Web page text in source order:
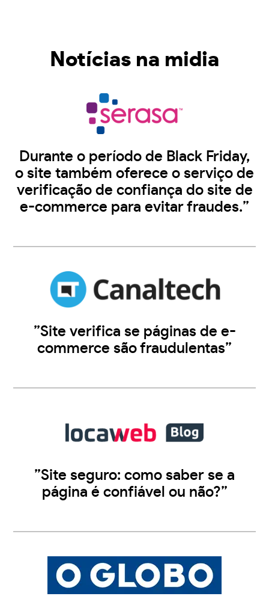
Notícias na midia
Durante o período de Black Friday,
o site também oferece o serviço de
verificação de confiança do site de
e-commerce para evitar fraudes.”
”Site verifica se páginas de e-
commerce são fraudulentas”
”Site seguro: como saber se a
página é confiável ou não?”